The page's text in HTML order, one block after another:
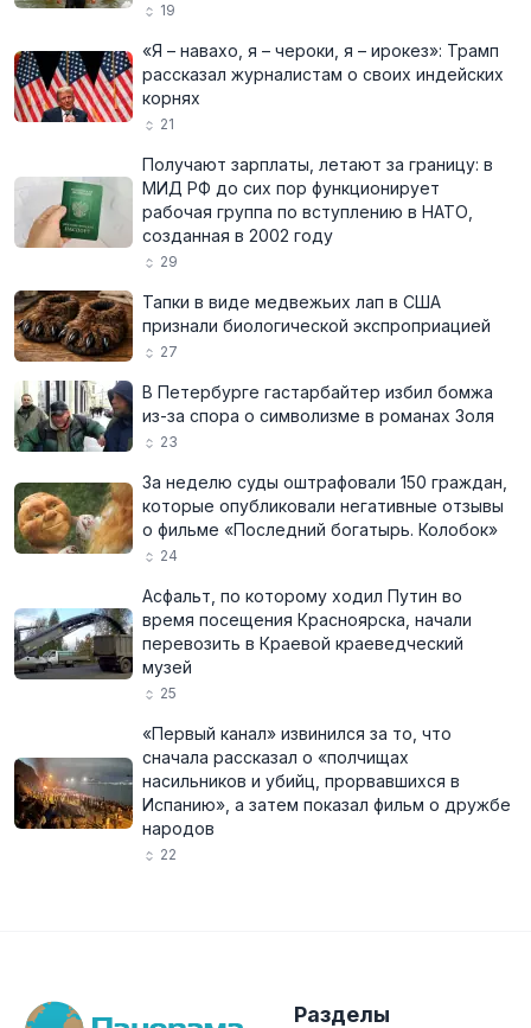
19
«Я – навахо, я – чероки, я – ирокез»: Трамп
рассказал журналистам о своих индейских
корнях
21
Получают зарплаты, летают за границу: в
МИД РФ до сих пор функционирует
рабочая группа по вступлению в НАТО,
созданная в 2002 году
29
Тапки в виде медвежьих лап в США
признали биологической экспроприацией
27
В Петербурге гастарбайтер избил бомжа
из-за спора о символизме в романах Золя
23
За неделю суды оштрафовали 150 граждан,
которые опубликовали негативные отзывы
о фильме «Последний богатырь. Колобок»
24
Асфальт, по которому ходил Путин во
время посещения Красноярска, начали
перевозить в Краевой краеведческий
музей
25
«Первый канал» извинился за то, что
сначала рассказал о «полчищах
насильников и убийц, прорвавшихся в
Испанию», а затем показал фильм о дружбе
народов
22
Разделы